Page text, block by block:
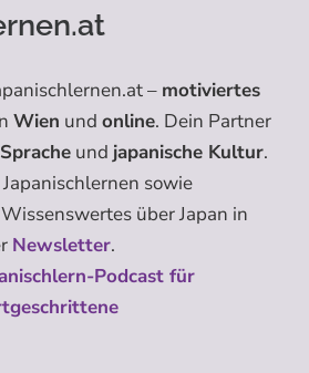
– motiviertes
Wien und online. Dein Partner
und japanische Kultur.
sowie
über Japan in
Newsletter.
Podcast für